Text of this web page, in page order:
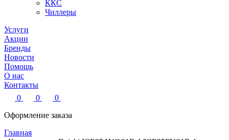
ККС
Чиллеры
Услуги
Акции
Бренды
Новости
Помощь
О нас
Контакты
0
0
0
Оформление заказа
Главная